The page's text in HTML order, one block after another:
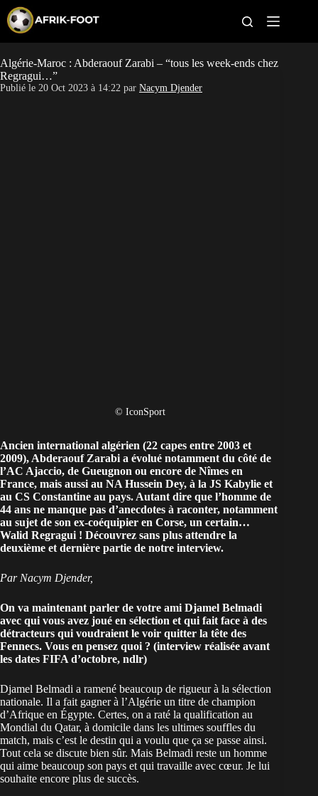
p
o
c
o
CAN féminine
Algérie-Maroc : Abderaouf Zarabi – “tous les week-ends chez
Regragui…”
Publié le 20 Oct 2023 à 14:22 par Nacym Djender
© IconSport
Ancien international algérien (22 capes entre 2003 et
2009), Abderaouf Zarabi a évolué notamment du côté de
l’AC Ajaccio, de Gueugnon ou encore de Nîmes en
France, mais aussi au NA Hussein Dey, à la JS Kabylie et
au CS Constantine au pays. Autant dire que l’homme de
44 ans ne manque pas d’anecdotes à raconter, notamment
au sujet de son ex-coéquipier en Corse, un certain…
Walid Regragui ! Découvrez sans plus attendre la
deuxième et dernière partie de notre interview.
Par Nacym Djender,
On va maintenant parler de votre ami Djamel Belmadi
avec qui vous avez joué en sélection et qui fait face à des
détracteurs qui voudraient le voir quitter la tête des
Fennecs. Vous en pensez quoi ? (interview réalisée avant
les dates FIFA d’octobre, ndlr)
Djamel Belmadi a ramené beaucoup de rigueur à la sélection
nationale. Il a fait gagner à l’Algérie un titre de champion
d’Afrique en Égypte. Certes, on a raté la qualification au
Mondial du Qatar, à domicile dans les ultimes souffles du
match, mais c’est le destin qui a voulu que ça se passe ainsi.
Tout cela se discute bien sûr. Mais Belmadi reste un homme
qui aime beaucoup son pays et qui travaille avec cœur. Je lui
souhaite encore plus de succès.